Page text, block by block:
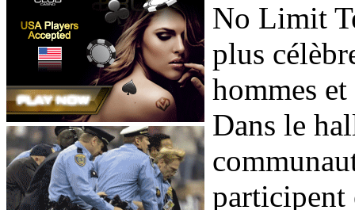
No Limit
plus
hommes
Dans le
participent